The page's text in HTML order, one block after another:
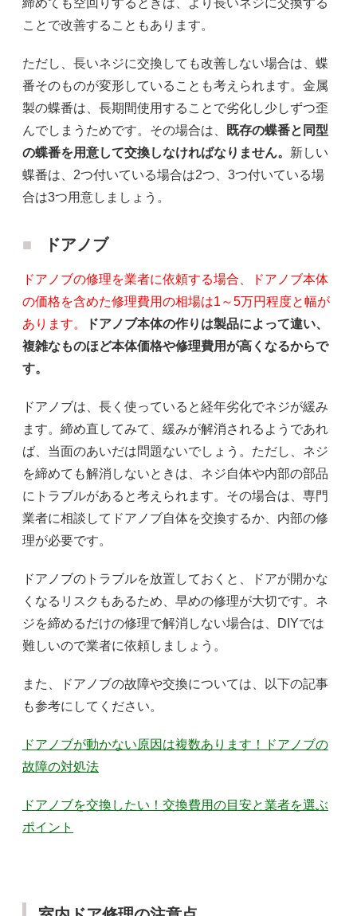
締めても空回りするときは、より長いネジに交換する
ことで改善することもあります。
ただし、長いネジに交換しても改善しない場合は、蝶
番そのものが変形していることも考えられます。金属
製の蝶番は、長期間使用することで劣化し少しずつ歪
んでしまうためです。その場合は、
既存の蝶番と同型
の蝶番を用意して交換しなければなりません。 新しい
蝶番は、2つ付いている場合は2つ、3つ付いている場
合は3つ用意しましょう。
ドアノブ
ドアノブの修理を業者に依頼する場合、ドアノブ本体
の価格を含めた修理費用の相場は1～5万円程度と幅が
あります。
ドアノブ本体の作りは製品によって違い、
複雑なものほど本体価格や修理費用が高くなるからで
す。
ドアノブは、長く使っていると経年劣化でネジが緩み
ます。締め直してみて、緩みが解消されるようであれ
ば、当面のあいだは問題ないでしょう。ただし、ネジ
を締めても解消しないときは、ネジ自体や内部の部品
にトラブルがあると考えられます。その場合は、専門
業者に相談してドアノブ自体を交換するか、内部の修
理が必要です。
ドアノブのトラブルを放置しておくと、ドアが開かな
くなるリスクもあるため、早めの修理が大切です。ネ
ジを締めるだけの修理で解消しない場合は、DIYでは
難しいので業者に依頼しましょう。
また、ドアノブの故障や交換については、以下の記事
も参考にしてください。
ドアノブが動かない原因は複数あります！ドアノブの
故障の対処法
ドアノブを交換したい！交換費用の目安と業者を選ぶ
ポイント